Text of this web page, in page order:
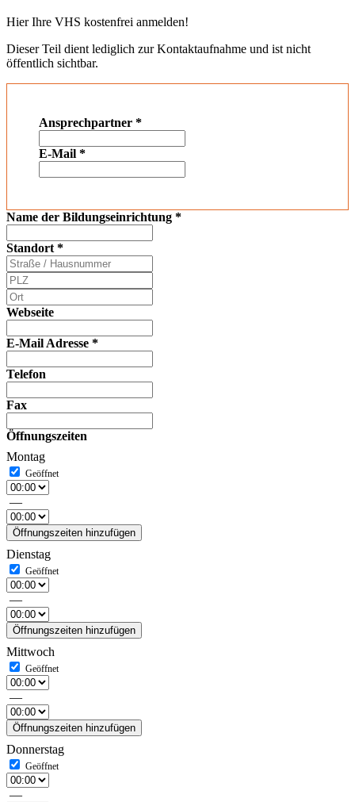
Hier Ihre VHS kostenfrei anmelden!
Dieser Teil dient lediglich zur Kontaktaufnahme und ist nicht
öffentlich sichtbar.
Ansprechpartner *
E-Mail *
Name der Bildungseinrichtung *
Standort *
Webseite
E-Mail Adresse *
Telefon
Fax
Öffnungszeiten
Montag
—
Öffnungszeiten hinzufügen
Dienstag
—
Öffnungszeiten hinzufügen
Mittwoch
—
Öffnungszeiten hinzufügen
Donnerstag
—